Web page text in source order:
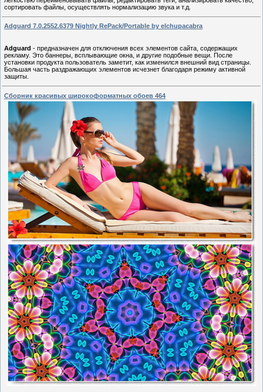
сортировать файлы, осуществлять нормализацию звука и т.д.
Adguard 7.0.2552.6379 Nightly RePack/Portable by elchupacabra
Adguard - предназначен для отключения всех элементов сайта, содержащих
рекламу. Это баннеры, всплывающие окна, и другие подобные вещи. После
установки продукта пользователь заметит, как изменился внешний вид страницы.
Большая часть раздражающих элементов исчезнет благодаря режиму активной
защиты.
Сборник красивых широкоформатных обоев 464